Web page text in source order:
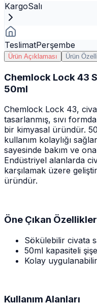
KargoSalı
TeslimatPerşembe
Ürün Açıklaması Ürün
Chemlock Lock 43
50ml
Chemlock Lock 43,
tasarlanmış, sıvı
bir kimyasal üründür.
kullanım kolaylığı
sayesinde bakım ve
Endüstriyel alanlarda
karşılamak üzere
üründür.
Öne Çıkan Özellikler
Sökülebilir civata
50ml kapasiteli şişe
Kolay
Kullanım Alanları